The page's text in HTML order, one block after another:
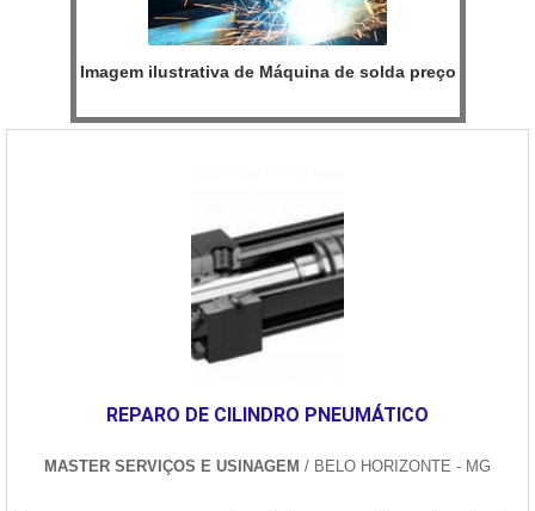
Imagem ilustrativa de Máquina de solda preço
REPARO DE CILINDRO PNEUMÁTICO
MASTER SERVIÇOS E USINAGEM / BELO HORIZONTE - MG